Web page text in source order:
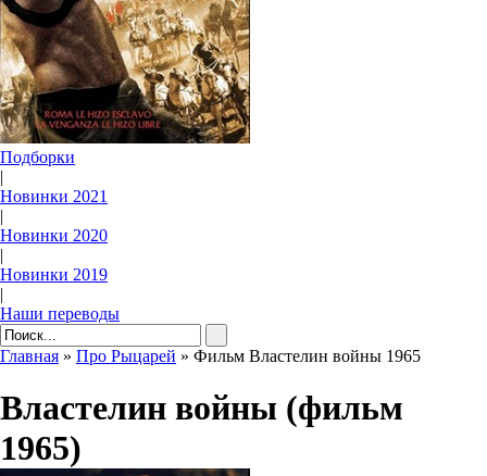
Подборки
|
Новинки 2021
|
Новинки 2020
|
Новинки 2019
|
Наши переводы
Главная » Про Рыцарей » Фильм Властелин войны 1965
Властелин войны (фильм
1965)